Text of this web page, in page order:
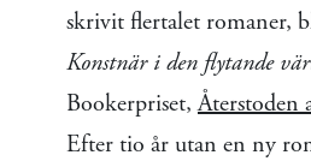
skrivit flertalet romaner,
Konstnär i den flytande
Bookerpriset,Återstoden
Efter tio år utan en ny